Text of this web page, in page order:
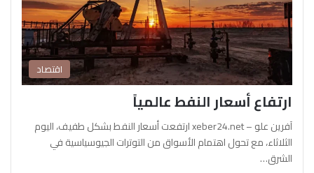
اقتصاد
ارتفاع أسعار النفط عالمياً
آفرين علو – xeber24.net ارتفعت أسعار النفط بشكل طفيف، اليوم
الثلاثاء، مع تحول اهتمام الأسواق من التوترات الجيوسياسية في
الشرق…